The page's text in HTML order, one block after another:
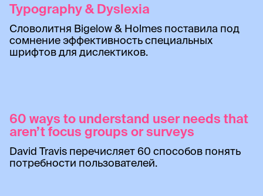
Typography & Dyslexia
Словолитня Bigelow & Holmes поставила под
сомнение эффективность специальных
шрифтов для дислектиков.
60 ways to understand user needs that
aren’t focus groups or surveys
David Travis перечисляет 60 способов понять
потребности пользователей.